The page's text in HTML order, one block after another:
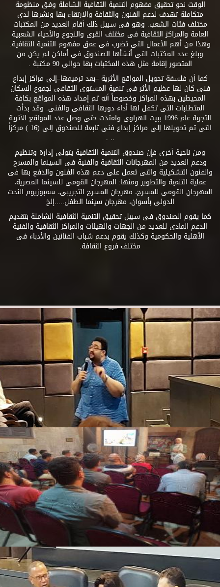
الوقت نحو تحقيق مفهوم التنمية الثقافية الشاملة وفق منظومة
متكاملة تهدف لدعم الفنون والثقافة والارتقاء بها ونشرها لدى
مختلف فئات الشعب. وهو فى سبيل ذلك أقام العديد من المكتبات
العامة والمراكز الثقافية فى مختلف القرى والنجوع والأحياء الشعبية
وهذا من أهم الأعمال التى تضرب فى عمق مفهوم التنمية الثقافية.
وبلغ عدد المكتبات التى أنشأها الصندوق فى أماكن لم يكن من
المتصور إقامة مثل هذه المكتبات بها حوالى 90 مكتبة .
كما أن فلسفة تحويل المواقع الأثرية –بعد ترميمها–إلى مراكز إبداع
فنى كان لها عظيم الأثر فى تنمية المستوى الثقافى لجموع السكان
المحيطين بهذه المراكز وخصوصاً أنه تم إمداد هذه المواقع بكافة
المتطلبات التى تكفل لها أداء دورها الثقافى والفنى. وقد بدأت
التجربة عام 1996 ببيت الهراوى وامتدت حتى وصل عدد المواقع الأثرية
التى تم تحويلها إلى مراكز إبداع فنى تابعة للصندوق إلى (16 ) مركزاً
.. .
ومن ناحية أخرى فإن صندوق التنمية الثقافية يتولى إدارة وتنظيم
ودعم العديد من المهرجانات الثقافية والفنية فى السينما والمسرح
والفنون التشكيلية والتى تعمل على دعم هذه الفنون والدفع بها فى
عملية التنمية والتطوير ومنها: المهرجان القومى للسينما المصرية،
المهرجان القومى للمسرح، مهرجان المسرح التجريبى، سمبوزيوم النحت
الدولى بأسوان، مهرجان سينما الطفل.....إلخ
كما يقوم الصندوق فى سبيل تحقيق التنمية الثقافية الشاملة بتقديم
الدعم المادى للعديد من الجهات والهيئات والمراكز الثقافية والفنية
الأهلية والحكومية وكذلك يقوم بدعم شباب الفنانين والأدباء فى
مختلف فروع الثقافة.